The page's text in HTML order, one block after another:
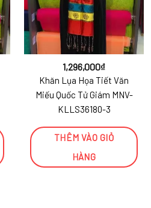
1,296,000₫
Khăn Lụa Họa Tiết Văn
Miếu Quốc Tử Giám MNV-
KLLS36180-3
THÊM VÀO GIỎ
HÀNG